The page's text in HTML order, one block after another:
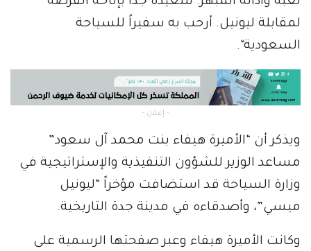
لمقابلة ليونيل. أرحب به سفيراً للسياحة
السعودية“.
- إعلان -
ويذكر أن “الأميرة هيفاء بنت محمد آل سعود”
مساعد الوزير للشؤون التنفيذية والإستراتيجية في
وزارة السياحة قد استضافت مؤخراً “ليونيل
ميسي”، وأصدقاءه في مدينة جدة التاريخية.
وكانت الأميرة هيفاء وعبر صفحتها الرسمية على